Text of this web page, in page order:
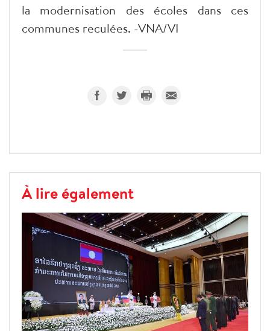
la modernisation des écoles dans ces
communes reculées. -VNA/VI
À lire également